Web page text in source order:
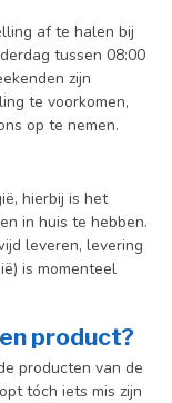
af te halen bij
tussen 08:00
zijn
te voorkomen,
op te nemen.
hierbij is het
in huis te hebben.
leveren, levering
is momenteel
product?
producten van de
tóch iets mis zijn